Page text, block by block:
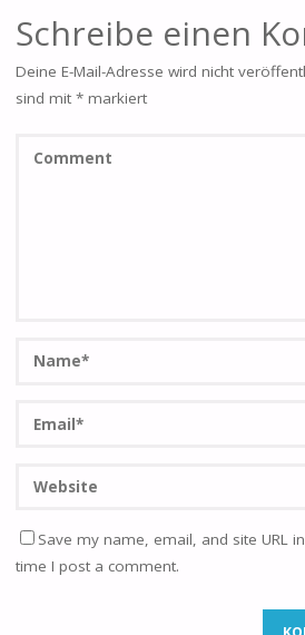
Schreibe einen
Deine E-Mail-Adresse wird nicht
sind mit *markiert
Save my name, email, and site URL
time I post a comment.